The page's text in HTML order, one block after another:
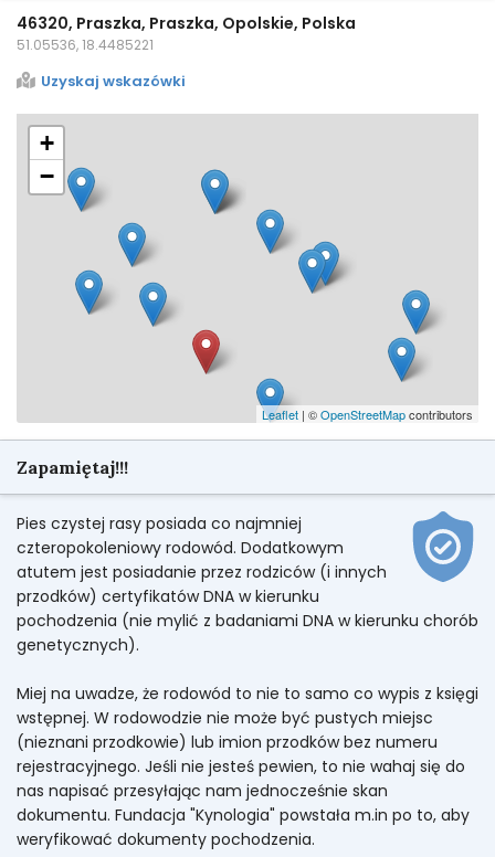
46320, Praszka, Praszka, Opolskie, Polska
51.05536, 18.4485221
Uzyskaj wskazówki
+
−
Leaflet | ©OpenStreetMapcontributors
Zapamiętaj!!!
Pies czystej rasy posiada co najmniej
czteropokoleniowy rodowód. Dodatkowym
atutem jest posiadanie przez rodziców (i innych
przodków) certyfikatów DNA w kierunku
pochodzenia (nie mylić z badaniami DNA w kierunku chorób
genetycznych).
Miej na uwadze, że rodowód to nie to samo co wypis z księgi
wstępnej. W rodowodzie nie może być pustych miejsc
(nieznani przodkowie) lub imion przodków bez numeru
rejestracyjnego. Jeśli nie jesteś pewien, to nie wahaj się do
nas napisać przesyłając nam jednocześnie skan
dokumentu. Fundacja "Kynologia" powstała m.in po to, aby
weryfikować dokumenty pochodzenia.